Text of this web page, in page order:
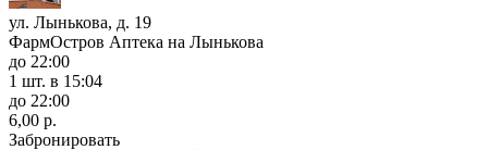
ул. Лынькова, д. 19
ФармОстров Аптека на Лынькова
до 22:00
1 шт. в 15:04
до 22:00
6,00 р.
Забронировать